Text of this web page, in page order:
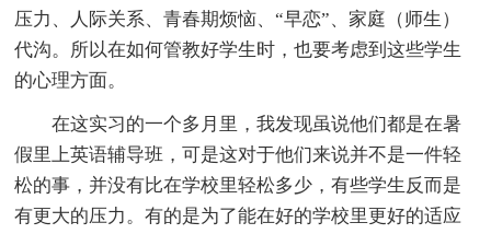
压力、人际关系、青春期烦恼、“早恋”、家庭（师生）
代沟。所以在如何管教好学生时，也要考虑到这些学生
的心理方面。
在这实习的一个多月里，我发现虽说他们都是在暑
假里上英语辅导班，可是这对于他们来说并不是一件轻
松的事，并没有比在学校里轻松多少，有些学生反而是
有更大的压力。有的是为了能在好的学校里更好的适应